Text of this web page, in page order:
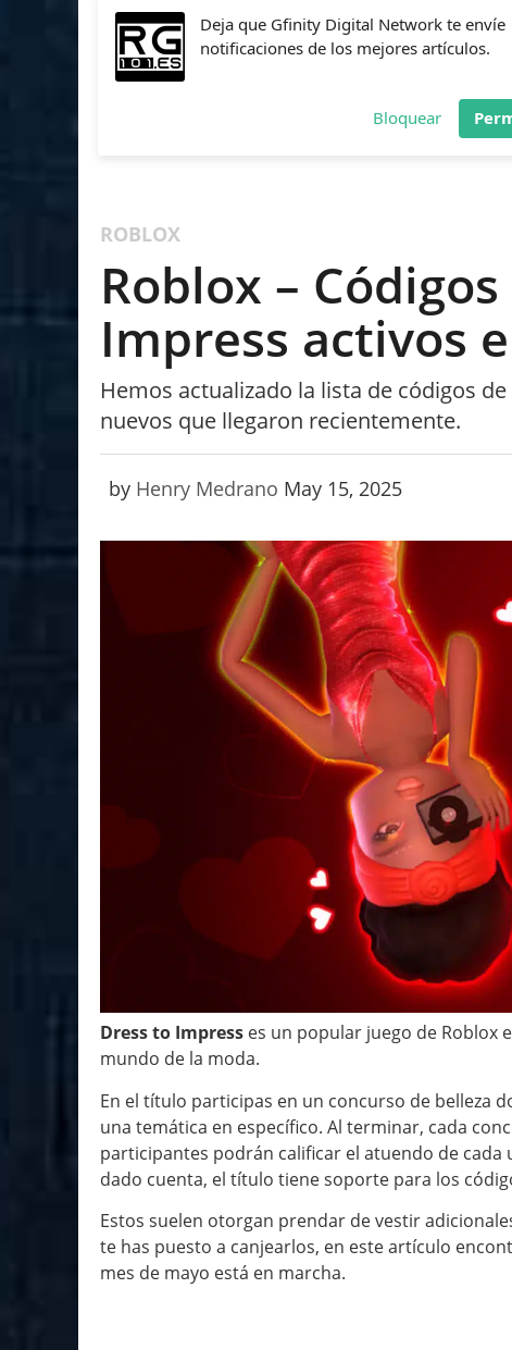
Deja que Gfinity Digital Network te envíe
notificaciones de los mejores artículos.
Bloquear
PES
ROBLOX
Roblox –
Impress activos
Hemos actualizado la lista de códigos
nuevos que llegaron recientemente.
by Henry Medrano May 15, 2025
Dress to Impress es un popular juego de Roblox
mundo de la moda.
En el título participas en un concurso de belleza
una temática en específico. Al terminar, cada
participantes podrán calificar el atuendo de
dado cuenta, el título tiene soporte para los
Estos suelen otorgan prendar de vestir
te has puesto a canjearlos, en este artículo
mes de mayo está en marcha.